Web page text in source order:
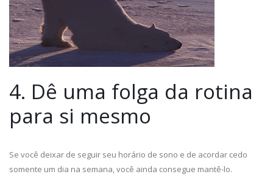
4. Dê uma folga da rotina
para si mesmo
Se você deixar de seguir seu horário de sono e de acordar cedo
somente um dia na semana, você ainda consegue mantê-lo.